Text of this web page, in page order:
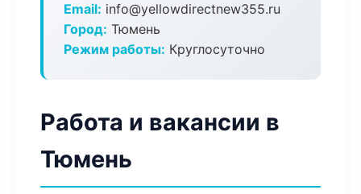
Email: info@yellowdirectnew355.ru
Город: Тюмень
Режим работы: Круглосуточно
Работа и вакансии в
Тюмень